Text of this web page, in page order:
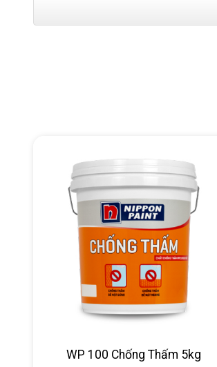
WP 100 Chống Thấm 5kg